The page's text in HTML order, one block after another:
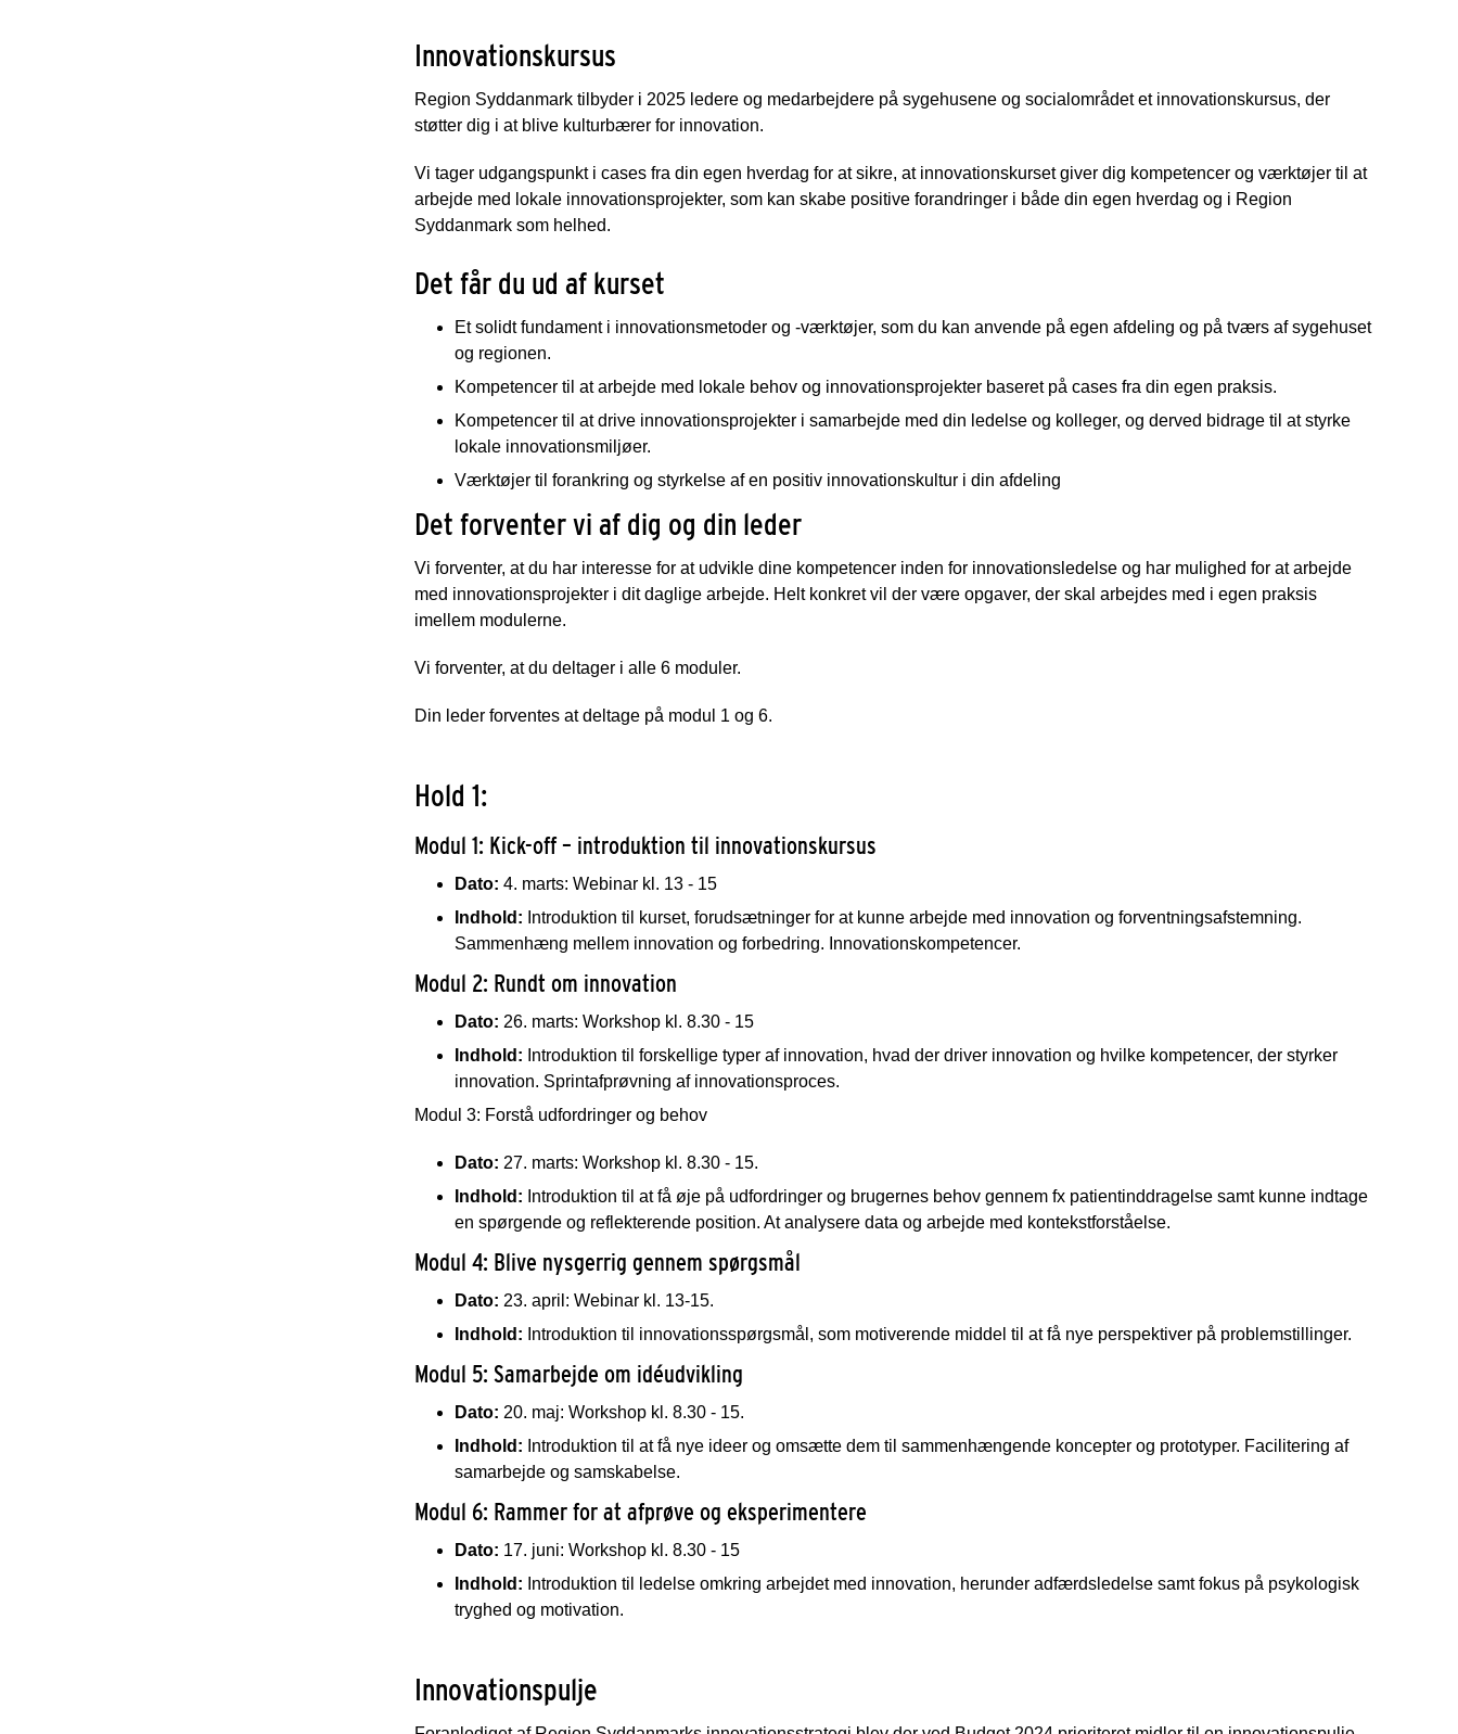
Innovationskursus
Region Syddanmark tilbyder i 2025 ledere og medarbejdere på sygehusene og socialområdet et innovationskursus, der
støtter dig i at blive kulturbærer for innovation.
Vi tager udgangspunkt i cases fra din egen hverdag for at sikre, at innovationskurset giver dig kompetencer og værktøjer til at
arbejde med lokale innovationsprojekter, som kan skabe positive forandringer i både din egen hverdag og i Region
Syddanmark som helhed.
Det får du ud af kurset
Et solidt fundament i innovationsmetoder og -værktøjer, som du kan anvende på egen afdeling og på tværs af sygehuset
og regionen.
Kompetencer til at arbejde med lokale behov og innovationsprojekter baseret på cases fra din egen praksis.
Kompetencer til at drive innovationsprojekter i samarbejde med din ledelse og kolleger, og derved bidrage til at styrke
lokale innovationsmiljøer.
Værktøjer til forankring og styrkelse af en positiv innovationskultur i din afdeling
Det forventer vi af dig og din leder
Vi forventer, at du har interesse for at udvikle dine kompetencer inden for innovationsledelse og har mulighed for at arbejde
med innovationsprojekter i dit daglige arbejde. Helt konkret vil der være opgaver, der skal arbejdes med i egen praksis
imellem modulerne.
Vi forventer, at du deltager i alle 6 moduler.
Din leder forventes at deltage på modul 1 og 6.
Hold 1:
Modul 1: Kick-off – introduktion til innovationskursus
Dato: 4. marts: Webinar kl. 13 - 15
Indhold: Introduktion til kurset, forudsætninger for at kunne arbejde med innovation og forventningsafstemning.
Sammenhæng mellem innovation og forbedring. Innovationskompetencer.
Modul 2: Rundt om innovation
Dato: 26. marts: Workshop kl. 8.30 - 15
Indhold: Introduktion til forskellige typer af innovation, hvad der driver innovation og hvilke kompetencer, der styrker
innovation. Sprintafprøvning af innovationsproces.
Modul 3: Forstå udfordringer og behov
Dato: 27. marts: Workshop kl. 8.30 - 15.
Indhold: Introduktion til at få øje på udfordringer og brugernes behov gennem fx patientinddragelse samt kunne indtage
en spørgende og reflekterende position. At analysere data og arbejde med kontekstforståelse.
Modul 4: Blive nysgerrig gennem spørgsmål
Dato: 23. april: Webinar kl. 13-15.
Indhold: Introduktion til innovationsspørgsmål, som motiverende middel til at få nye perspektiver på problemstillinger.
Modul 5: Samarbejde om idéudvikling
Dato: 20. maj: Workshop kl. 8.30 - 15.
Indhold: Introduktion til at få nye ideer og omsætte dem til sammenhængende koncepter og prototyper. Facilitering af
samarbejde og samskabelse.
Modul 6: Rammer for at afprøve og eksperimentere
Dato: 17. juni: Workshop kl. 8.30 - 15
Indhold: Introduktion til ledelse omkring arbejdet med innovation, herunder adfærdsledelse samt fokus på psykologisk
tryghed og motivation.
Innovationspulje